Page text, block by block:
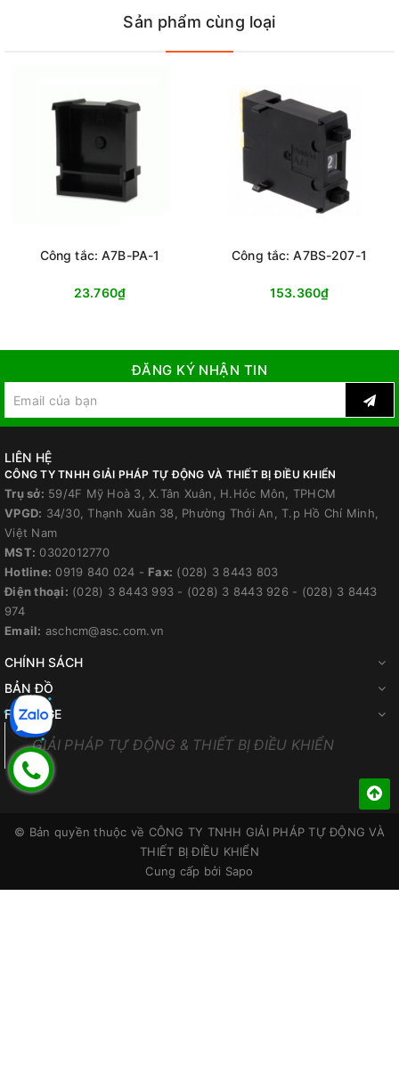
Sản phẩm cùng loại
Công tắc: A7B-PA-1
23.760₫
Công tắc: A7BS-207-1
153.360₫
ĐĂNG KÝ NHẬN TIN
LIÊN HỆ
CÔNG TY TNHH GIẢI PHÁP TỰ ĐỘNG VÀ THIẾT BỊ ĐIỀU KHIỂN
Trụ sở: 59/4F Mỹ Hoà 3, X.Tân Xuân, H.Hóc Môn, TPHCM
VPGD: 34/30, Thạnh Xuân 38, Phường Thới An, T.p Hồ Chí Minh,
Việt Nam
MST: 0302012770
Hotline: 0919 840 024 - Fax: (028) 3 8443 803
Điện thoại: (028) 3 8443 993 - (028) 3 8443 926 - (028) 3 8443
974
Email: aschcm@asc.com.vn
CHÍNH SÁCH
BẢN ĐỒ
FANPAGE
GIẢI PHÁP TỰ ĐỘNG & THIẾT BỊ ĐIỀU KHIỂN
© Bản quyền thuộc về CÔNG TY TNHH GIẢI PHÁP TỰ ĐỘNG VÀ
THIẾT BỊ ĐIỀU KHIỂN
Cung cấp bởi Sapo